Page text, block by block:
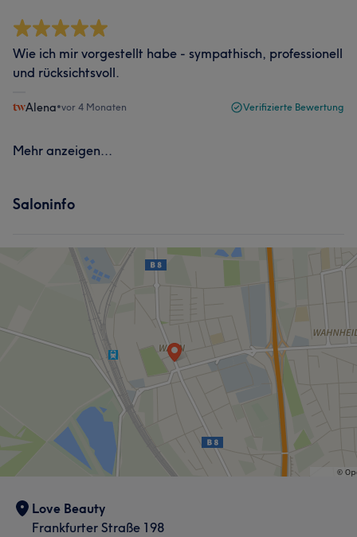
Wie ich mir vorgestellt habe - sympathisch, professionell
und rücksichtsvoll.
Alena•vor 4 Monaten Verifizierte Bewertung
Mehr anzeigen...
Saloninfo
Love Beauty
Frankfurter Straße 198